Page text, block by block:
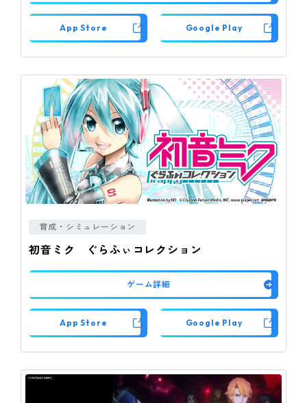
App Store Google Play
育成・シミュレーション
初音ミク ぐらふぃコレクション
ゲーム詳細
App Store Google Play